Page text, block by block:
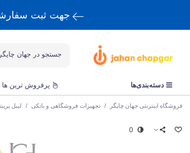
جهت ثبت
دسته‌بندی‌ها پرفروش ترین ها
فروشگاه اینترنتی جهان چاپگر / تجهیزات فروشگاهی و بانکی / لیبل
0